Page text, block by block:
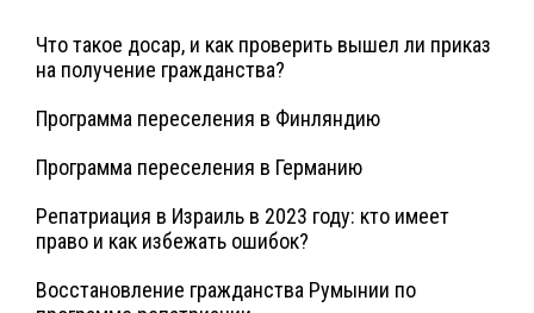
Что такое досар, и как проверить вышел ли приказ
на получение гражданства?
Программа переселения в Финляндию
Программа переселения в Германию
Репатриация в Израиль в 2023 году: кто имеет
право и как избежать ошибок?
Восстановление гражданства Румынии по